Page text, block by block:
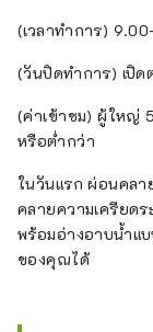
(เวลาทำการ)
(วันปิดทำการ) เปิด
(ค่าเข้าชม) ผู้ใหญ่
หรือต่ำกว่า
ในวันแรก ผ่อนคล
คลายความเครียด
พร้อมอ่างอาบน้ำแ
ของคุณได้